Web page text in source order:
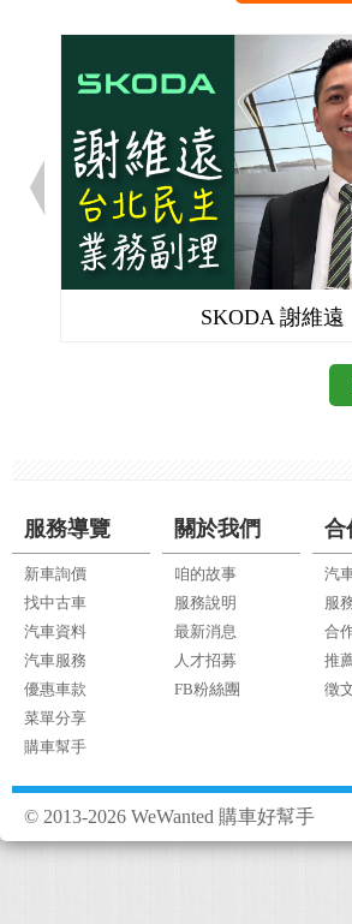
SKODA 謝維遠
服務導覽
新車詢價
找中古車
汽車資料
汽車服務
優惠車款
菜單分享
購車幫手
關於我們
咱的故事
服務說明
最新消息
人才招募
FB粉絲團
合
汽
服
合
推
徵
© 2013-2026 WeWanted 購車好幫手